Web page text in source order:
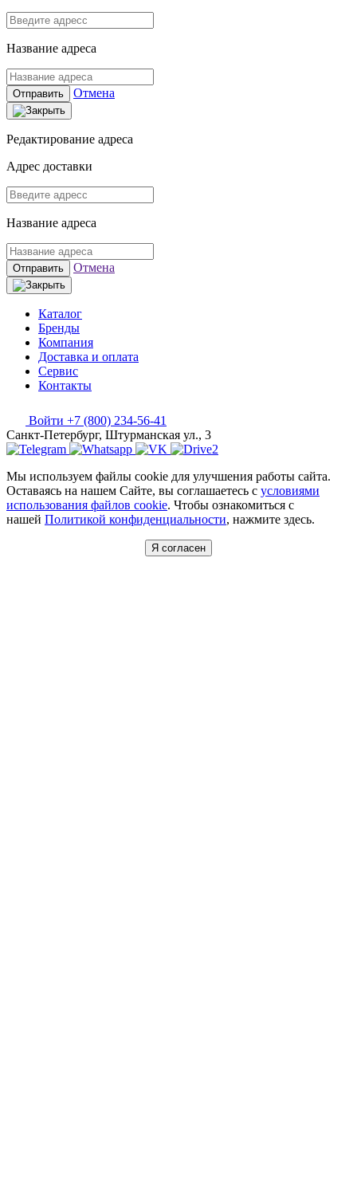
Название адреса
Отправить Отмена
Редактирование адреса
Адрес доставки
Название адреса
Отправить Отмена
Каталог
Бренды
Компания
Доставка и оплата
Сервис
Контакты
Войти +7 (800) 234-56-41
Санкт-Петербург, Штурманская ул., 3
Мы используем файлы cookie для улучшения работы сайта.
Оставаясь на нашем Сайте, вы соглашаетесь с условиями
использования файлов cookie. Чтобы ознакомиться с
нашей Политикой конфиденциальности, нажмите здесь.
Я согласен